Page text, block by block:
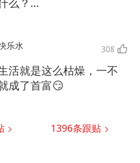
乐水 308
活就是这么枯燥，一不
成了首富😏
1396条跟贴